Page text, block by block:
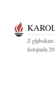
Z
listopada